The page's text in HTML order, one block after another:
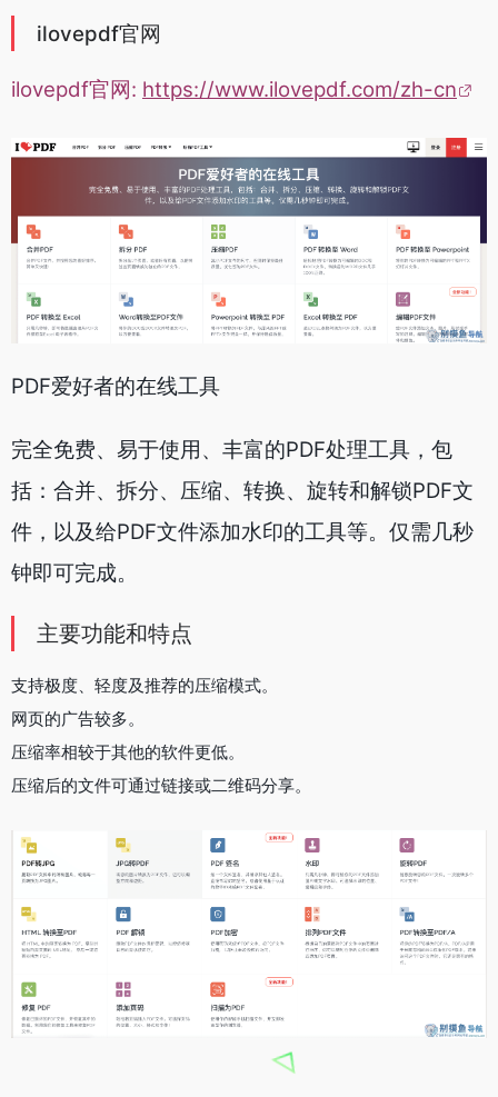
ilovepdf官网
ilovepdf官网: https://www.ilovepdf.com/zh-cn
PDF爱好者的在线工具
完全免费、易于使用、丰富的PDF处理工具，包
括：合并、拆分、压缩、转换、旋转和解锁PDF文
件，以及给PDF文件添加水印的工具等。仅需几秒
钟即可完成。
主要功能和特点
支持极度、轻度及推荐的压缩模式。
网页的广告较多。
压缩率相较于其他的软件更低。
压缩后的文件可通过链接或二维码分享。